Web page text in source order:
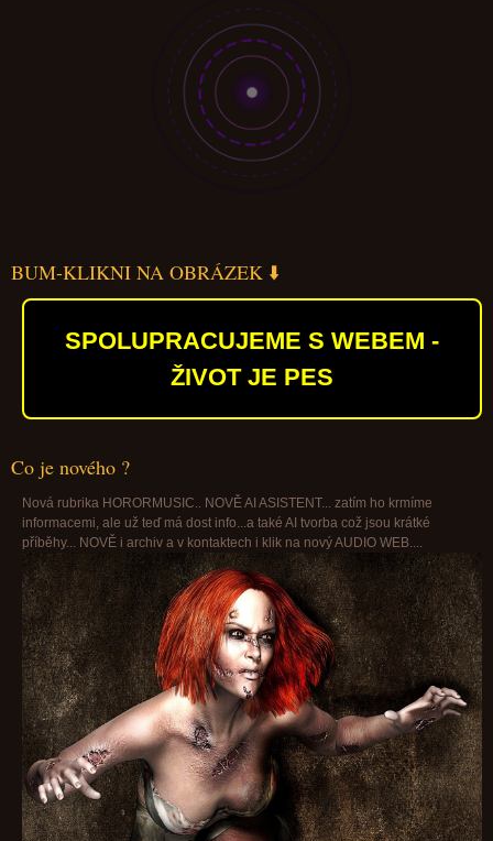
BUM-KLIKNI NA OBRÁZEK ⬇️
SPOLUPRACUJEME S WEBEM -
ŽIVOT JE PES
Co je nového ?
Nová rubrika HORORMUSIC.. NOVĚ AI ASISTENT... zatím ho krmíme
informacemi, ale už teď má dost info...a také AI tvorba což jsou krátké
příběhy... NOVĚ i archiv a v kontaktech i klik na nový AUDIO WEB....